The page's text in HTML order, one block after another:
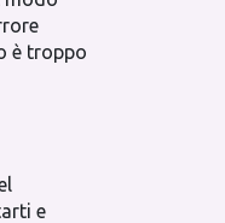
è troppo
e